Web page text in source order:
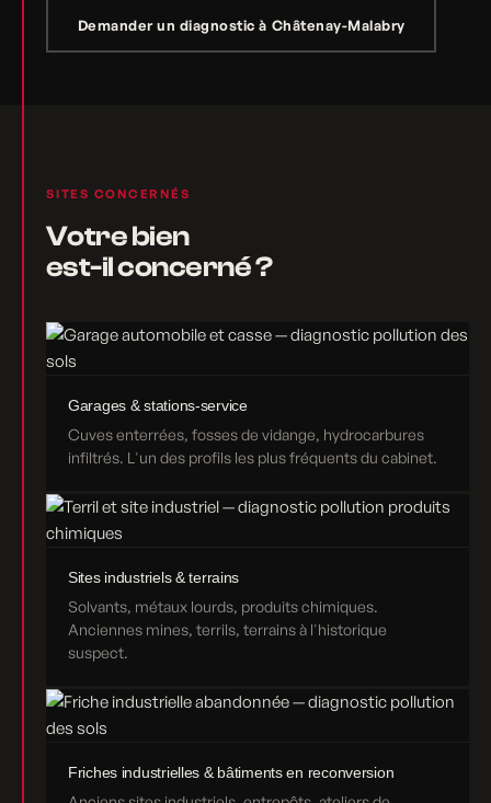
Demander un diagnostic à Châtenay-Malabry
SITES CONCERNÉS
Votre bien
est-il concerné ?
Garages & stations-service
Cuves enterrées, fosses de vidange, hydrocarbures
infiltrés. L'un des profils les plus fréquents du cabinet.
Sites industriels & terrains
Solvants, métaux lourds, produits chimiques.
Anciennes mines, terrils, terrains à l'historique
suspect.
Friches industrielles & bâtiments en reconversion